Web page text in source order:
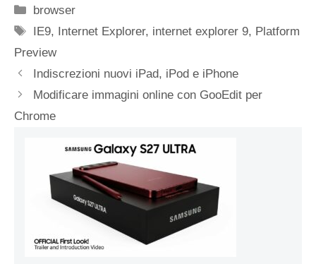
Categorie
browser
Tag
IE9, Internet Explorer, internet explorer 9, Platform
Preview
Indiscrezioni nuovi iPad, iPod e iPhone
Modificare immagini online con GooEdit per
Chrome